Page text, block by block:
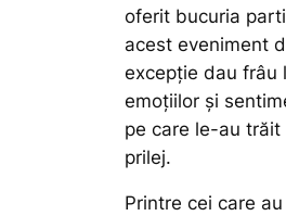
oferit bucuria
acest eveniment
excepție dau frâu
emoțiilor și
pe care le-au trăit
prilej.
Printre cei care